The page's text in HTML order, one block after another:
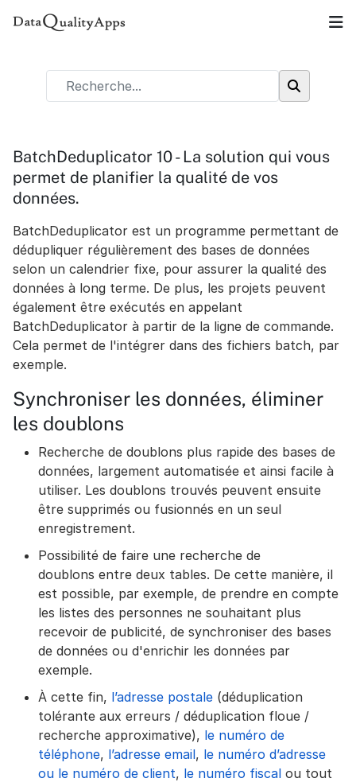
BatchDeduplicator 10 - La solution qui vous
permet de planifier la qualité de vos
données.
BatchDeduplicator est un programme permettant de
dédupliquer régulièrement des bases de données
selon un calendrier fixe, pour assurer la qualité des
données à long terme. De plus, les projets peuvent
également être exécutés en appelant
BatchDeduplicator à partir de la ligne de commande.
Cela permet de l'intégrer dans des fichiers batch, par
exemple.
Synchroniser les données, éliminer
les doublons
Recherche de doublons plus rapide des bases de
données, largement automatisée et ainsi facile à
utiliser. Les doublons trouvés peuvent ensuite
être supprimés ou fusionnés en un seul
enregistrement.
Possibilité de faire une recherche de
doublons entre deux tables. De cette manière, il
est possible, par exemple, de prendre en compte
les listes des personnes ne souhaitant plus
recevoir de publicité, de synchroniser des bases
de données ou d'enrichir les données par
exemple.
À cette fin, l’adresse postale (déduplication
tolérante aux erreurs / déduplication floue /
recherche approximative), le numéro de
téléphone, l’adresse email, le numéro d’adresse
ou le numéro de client, le numéro fiscal ou tout